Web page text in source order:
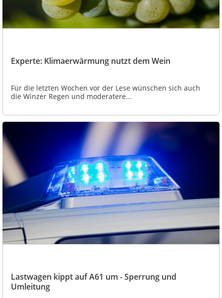
Experte: Klimaerwärmung nutzt dem Wein
Für die letzten Wochen vor der Lese wünschen sich auch
die Winzer Regen und moderatere...
Lastwagen kippt auf A61 um - Sperrung und
Umleitung